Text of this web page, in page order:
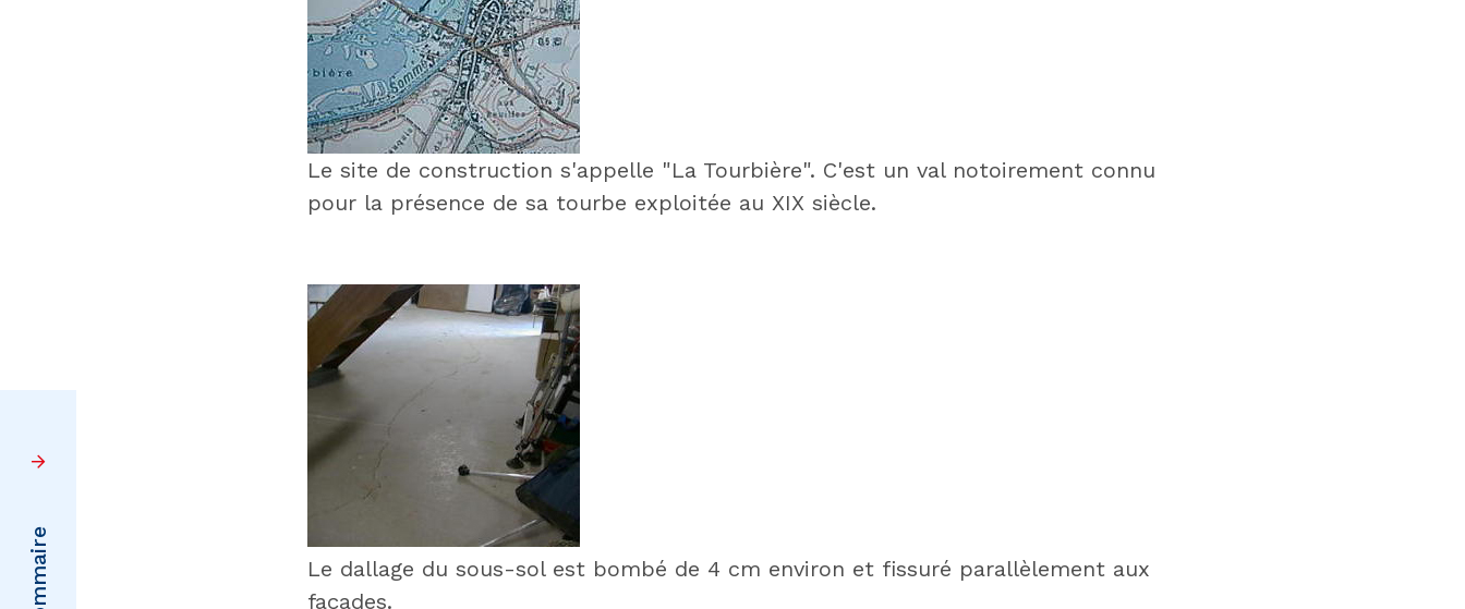
Le site de construction s'appelle "La Tourbière". C'est un val notoirement connu
pour la présence de sa tourbe exploitée au XIX siècle.
Le dallage du sous-sol est bombé de 4 cm environ et fissuré parallèlement aux
façades.
Sommaire